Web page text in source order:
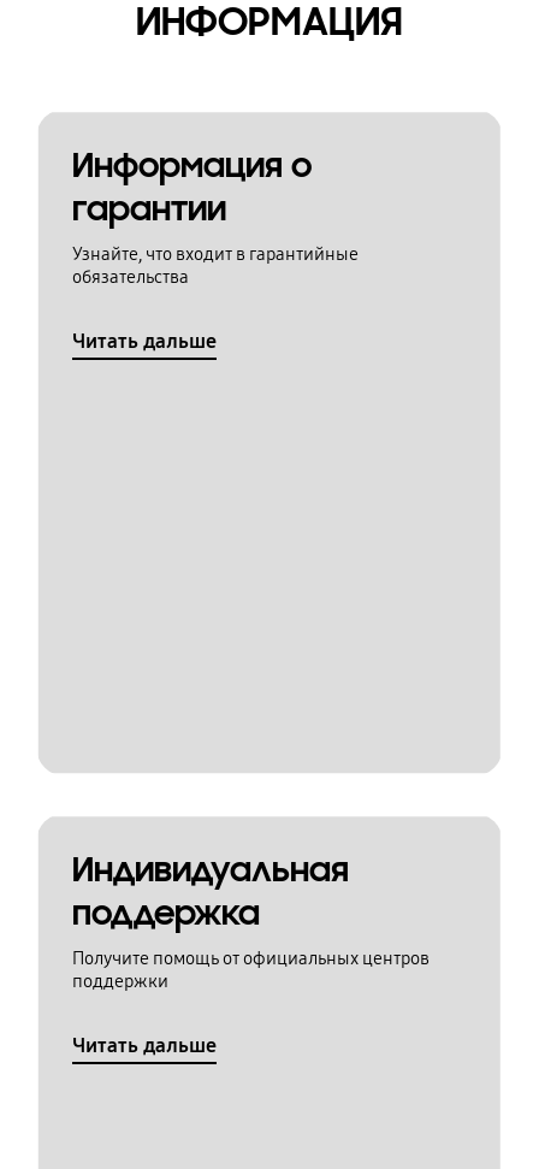
ИНФОРМАЦИЯ
Информация о
гарантии
Узнайте, что входит в гарантийные
обязательства
Читать дальше
Индивидуальная
поддержка
Получите помощь от официальных центров
поддержки
Читать дальше